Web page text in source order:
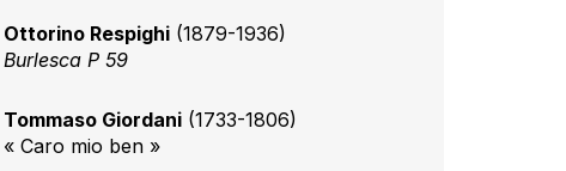
Ottorino Respighi(1879-1936)
Burlesca P 59
Tommaso Giordani(1733-1806)
« Caro mio ben »